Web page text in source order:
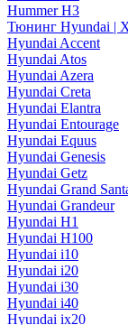
Hummer H3
Тюнинг Hyundai |
Hyundai Accent
Hyundai Atos
Hyundai Azera
Hyundai Creta
Hyundai Elantra
Hyundai Entourage
Hyundai Equus
Hyundai Genesis
Hyundai Getz
Hyundai Grand
Hyundai Grandeur
Hyundai H1
Hyundai H100
Hyundai i10
Hyundai i20
Hyundai i30
Hyundai i40
Hyundai ix20